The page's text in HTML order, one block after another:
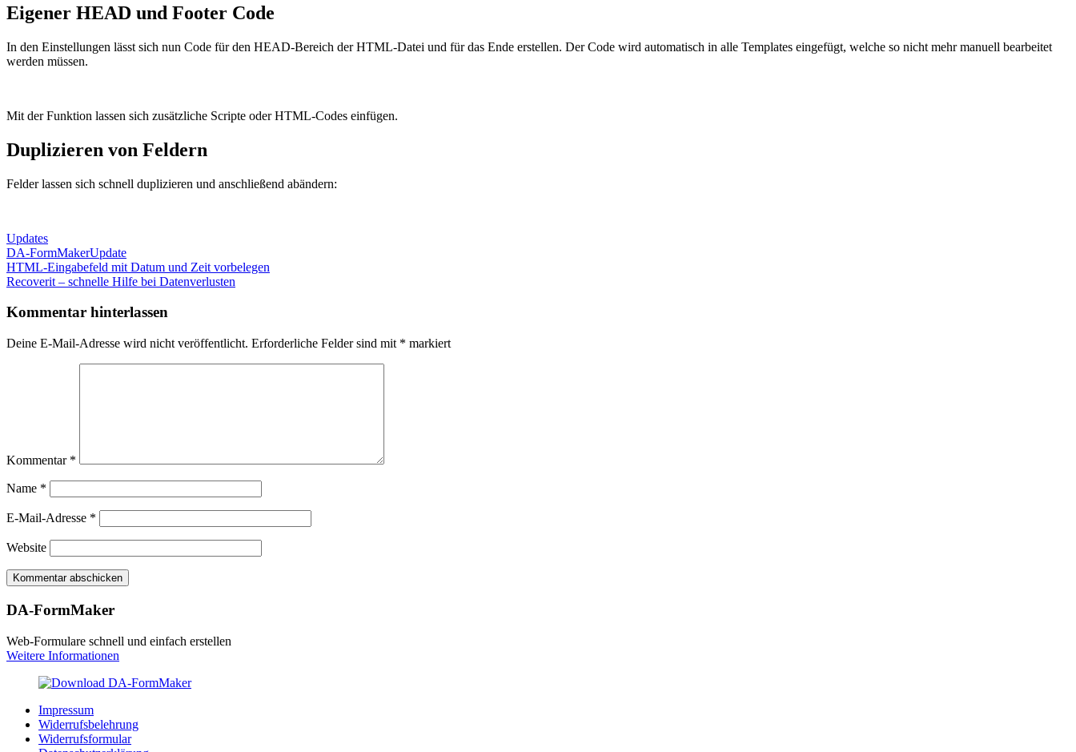
Eigener HEAD und Footer Code
In den Einstellungen lässt sich nun Code für den HEAD-Bereich der HTML-Datei und für das Ende erstellen. Der Code wird automatisch in alle Templates eingefügt, welche so nicht mehr manuell bearbeitet
werden müssen.
Mit der Funktion lassen sich zusätzliche Scripte oder HTML-Codes einfügen.
Duplizieren von Feldern
Felder lassen sich schnell duplizieren und anschließend abändern:
Updates
DA-FormMakerUpdate
Beitragsnavigation
Vorheriger
Beitrag:
HTML-Eingabefeld mit Datum und Zeit vorbelegen
Nächster
Recoverit – schnelle Hilfe bei Datenverlusten
Kommentar hinterlassen
Deine E-Mail-Adresse wird nicht veröffentlicht. Erforderliche Felder sind mit * markiert
Kommentar *
Name *
E-Mail-Adresse *
Website
DA-FormMaker
Web-Formulare schnell und einfach erstellen
Weitere Informationen
Impressum
Widerrufsbelehrung
Widerrufsformular